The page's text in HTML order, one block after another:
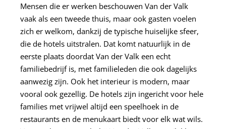
Mensen die er werken beschouwen Van der Valk
vaak als een tweede thuis, maar ook gasten voelen
zich er welkom, dankzij de typische huiselijke sfeer,
die de hotels uitstralen. Dat komt natuurlijk in de
eerste plaats doordat Van der Valk een echt
familiebedrijf is, met familieleden die ook dagelijks
aanwezig zijn. Ook het interieur is modern, maar
vooral ook gezellig. De hotels zijn ingericht voor hele
families met vrijwel altijd een speelhoek in de
restaurants en de menukaart biedt voor elk wat wils.